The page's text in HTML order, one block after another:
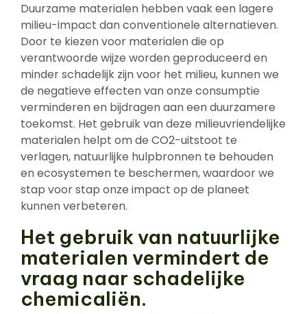
Duurzame materialen hebben vaak een lagere
milieu-impact dan conventionele alternatieven.
Door te kiezen voor materialen die op
verantwoorde wijze worden geproduceerd en
minder schadelijk zijn voor het milieu, kunnen we
de negatieve effecten van onze consumptie
verminderen en bijdragen aan een duurzamere
toekomst. Het gebruik van deze milieuvriendelijke
materialen helpt om de CO2-uitstoot te
verlagen, natuurlijke hulpbronnen te behouden
en ecosystemen te beschermen, waardoor we
stap voor stap onze impact op de planeet
kunnen verbeteren.
Het gebruik van natuurlijke
materialen vermindert de
vraag naar schadelijke
chemicaliën.